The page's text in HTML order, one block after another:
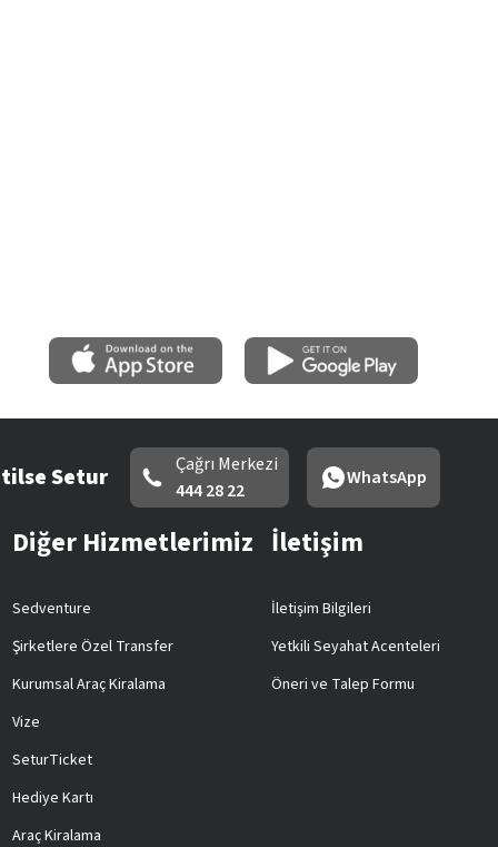
Setur
Çağrı Merkezi
444 28 22
WhatsApp
Diğer Hizmetlerimiz
Sedventure
Şirketlere Özel Transfer
Kurumsal Araç Kiralama
Vize
SeturTicket
Hediye Kartı
Araç Kiralama
İletişim
İletişim Bilgileri
Yetkili Seyahat Acenteleri
Öneri ve Talep Formu